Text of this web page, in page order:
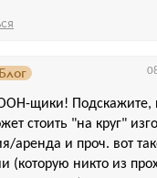
щики! Подскажите,
стоить "на круг"
аренда и проч. вот
(которую никто из
Блог